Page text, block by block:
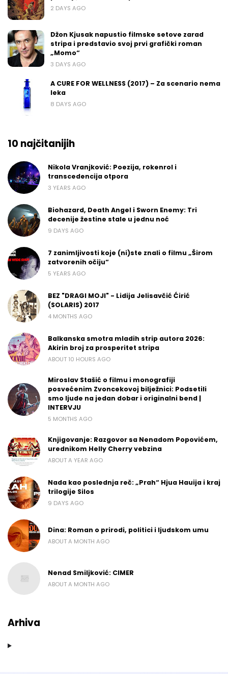
2 DAYS AGO
Džon Kjusak napustio filmske setove zarad
stripa i predstavio svoj prvi grafički roman
„Momo“
3 DAYS AGO
A CURE FOR WELLNESS (2017) – Za scenario nema
leka
8 DAYS AGO
10 najčitanijih
Nikola Vranjković: Poezija, rokenrol i
transcedencija otpora
3 YEARS AGO
Biohazard, Death Angel i Sworn Enemy: Tri
decenije žestine stale u jednu noć
9 DAYS AGO
7 zanimljivosti koje (ni)ste znali o filmu „Širom
zatvorenih očiju“
5 YEARS AGO
BEZ "DRAGI MOJI" - Lidija Jelisavčić Ćirić
(SOLARIS) 2017
4 MONTHS AGO
Balkanska smotra mladih strip autora 2026:
Akirin broj za prosperitet stripa
ABOUT 10 HOURS AGO
Miroslav Stašić o filmu i monografiji
posvećenim Zvoncekovoj bilježnici: Podsetili
smo ljude na jedan dobar i originalni bend |
INTERVJU
5 MONTHS AGO
Knjigovanje: Razgovor sa Nenadom Popovićem,
urednikom Helly Cherry vebzina
ABOUT A YEAR AGO
Nada kao poslednja reč: „Prah“ Hjua Hauija i kraj
trilogije Silos
9 DAYS AGO
Dina: Roman o prirodi, politici i ljudskom umu
ABOUT A MONTH AGO
Nenad Smiljković: CIMER
ABOUT A MONTH AGO
Arhiva